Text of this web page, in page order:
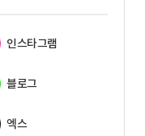
인스타그램
블로그
엑스